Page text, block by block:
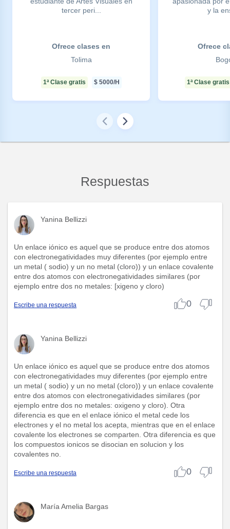
tercer peri...
Ofrece clases en
Tolima
1ª Clase gratis $ 5000/H
y la
Ofrece
1ª Clase gratis
Respuestas
Yanina Bellizzi
Un enlace iónico es aquel que se produce entre dos atomos
con electronegatividades muy diferentes (por ejemplo entre
un metal ( sodio) y un no metal (cloro)) y un enlace covalente
entre dos atomos con electronegatividades similares (por
ejemplo entre dos no metales: [xigeno y cloro)
Escribe una respuesta 0
Yanina Bellizzi
Un enlace iónico es aquel que se produce entre dos atomos
con electronegatividades muy diferentes (por ejemplo entre
un metal ( sodio) y un no metal (cloro)) y un enlace covalente
entre dos atomos con electronegatividades similares (por
ejemplo entre dos no metales: oxigeno y cloro). Otra
diferencia es que en el enlace iónico el metal cede los
electrones y el no metal los acepta, mientras que en el enlace
covalente los electrones se comparten. Otra diferencia es que
los compuestos ionicos se disocian en solucion y los
covalentes no.
Escribe una respuesta 0
María Amelia Bargas